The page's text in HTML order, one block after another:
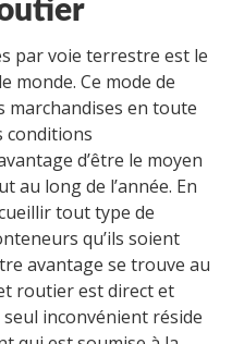
par voie terrestre est le
monde. Ce mode de
en toute
conditions
d’être le moyen
au long de l’année. En
tout type de
qu’ils soient
avantage se trouve au
routier est direct et
seul inconvénient réside